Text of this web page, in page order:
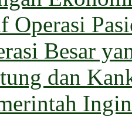
Operasi
Besar
dan